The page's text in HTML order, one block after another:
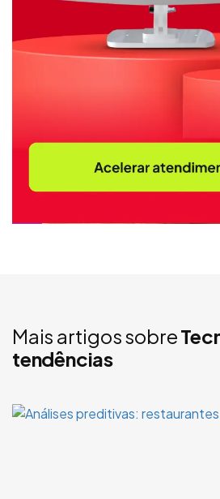
Mais artigos sobre
tendências